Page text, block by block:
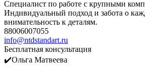
Специалист по работе с крупными
Индивидуальный подход и забота о
внимательность к деталям.
88006007055
info@ntdstandart.ru
Бесплатная консультация
✔️Ольга Матвеева